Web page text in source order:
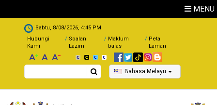
MENU
.
Sabtu, 8/08/2026, 4:45 PM
Hubungi
Kami
Soalan
Lazim
Maklum
balas
Peta
Laman
Search Bahasa Melayu